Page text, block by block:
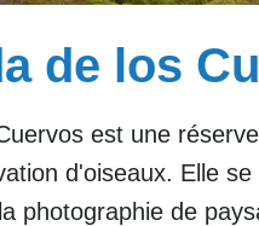
de los
est une
d'oiseaux. Elle
photographie de